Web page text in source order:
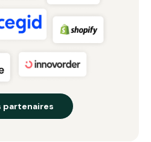
partenaires